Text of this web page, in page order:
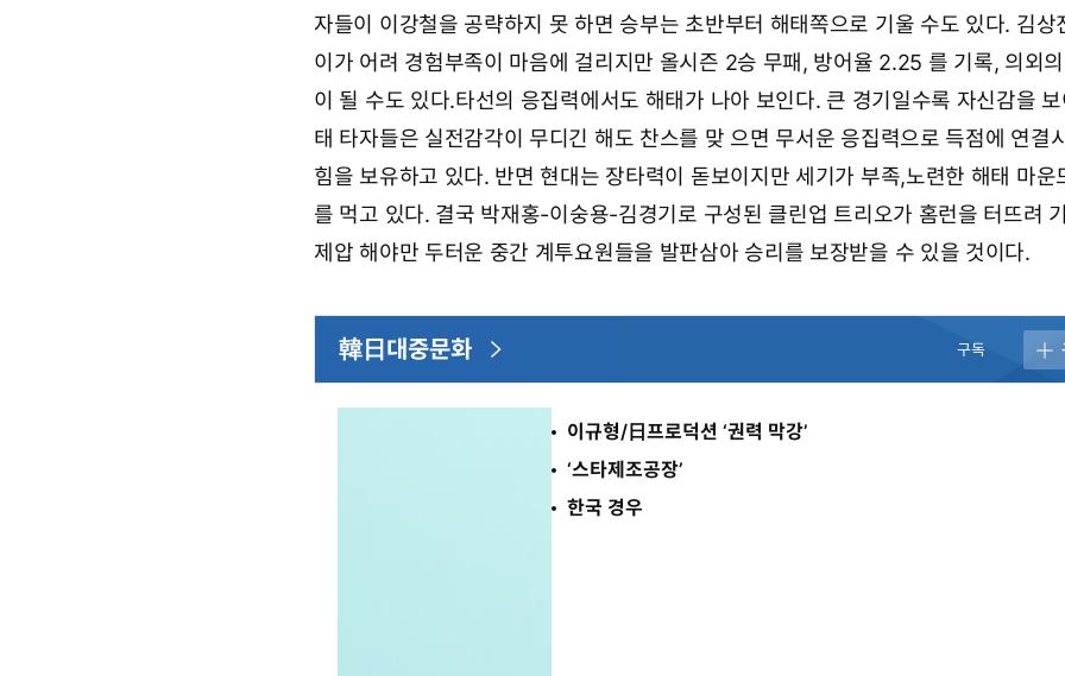
자들이 이강철을 공략하지 못 하면 승부는 초반부터 해태쪽으로 기울 수도 있다. 김상
이가 어려 경험부족이 마음에 걸리지만 올시즌 2승 무패, 방어율 2.25 를 기록, 의외
이 될 수도 있다.타선의 응집력에서도 해태가 나아 보인다. 큰 경기일수록 자신감을 보
태 타자들은 실전감각이 무디긴 해도 찬스를 맞 으면 무서운 응집력으로 득점에 연결
힘을 보유하고 있다. 반면 현대는 장타력이 돋보이지만 세기가 부족,노련한 해태 마운
를 먹고 있다. 결국 박재홍-이숭용-김경기로 구성된 클린업 트리오가 홈런을 터뜨려
제압 해야만 두터운 중간 계투요원들을 발판삼아 승리를 보장받을 수 있을 것이다.
韓日대중문화 구독
이규형/日프로덕션 ‘권력 막강’
‘스타제조공장’
한국 경우